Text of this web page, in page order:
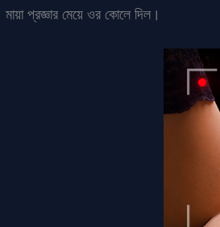
প্রজ্ঞার মেয়ে ওর কোলে দিল।